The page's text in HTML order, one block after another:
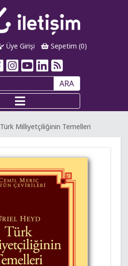
Üye Girişi Sepetim (0)
ARA
Türk Milliyetçiliğinin Temelleri